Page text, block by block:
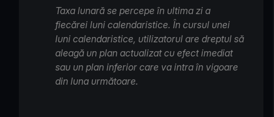
Taxa lunară se percepe în ultima zi a
fiecărei luni calendaristice. În cursul unei
luni calendaristice, utilizatorul are dreptul să
aleagă un plan actualizat cu efect imediat
sau un plan inferior care va intra în vigoare
din luna următoare.